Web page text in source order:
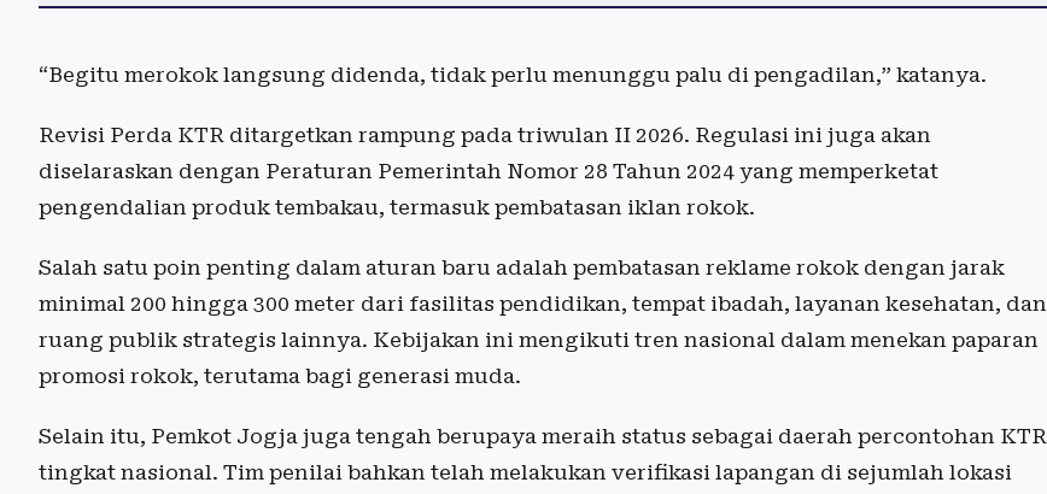
“Begitu merokok langsung didenda, tidak perlu menunggu palu di pengadilan,” katanya.
Revisi Perda KTR ditargetkan rampung pada triwulan II 2026. Regulasi ini juga akan
diselaraskan dengan Peraturan Pemerintah Nomor 28 Tahun 2024 yang memperketat
pengendalian produk tembakau, termasuk pembatasan iklan rokok.
Salah satu poin penting dalam aturan baru adalah pembatasan reklame rokok dengan jarak
minimal 200 hingga 300 meter dari fasilitas pendidikan, tempat ibadah, layanan kesehatan, dan
ruang publik strategis lainnya. Kebijakan ini mengikuti tren nasional dalam menekan paparan
promosi rokok, terutama bagi generasi muda.
Selain itu, Pemkot Jogja juga tengah berupaya meraih status sebagai daerah percontohan KTR
tingkat nasional. Tim penilai bahkan telah melakukan verifikasi lapangan di sejumlah lokasi